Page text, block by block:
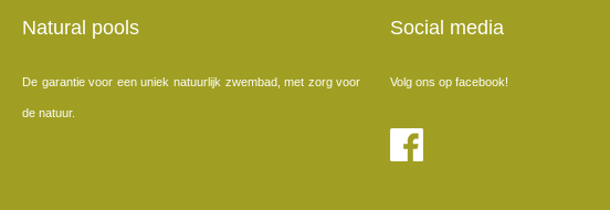
Natural pools
De garantie voor een uniek natuurlijk zwembad, met zorg voor
de natuur.
Social media
Volg ons op facebook!